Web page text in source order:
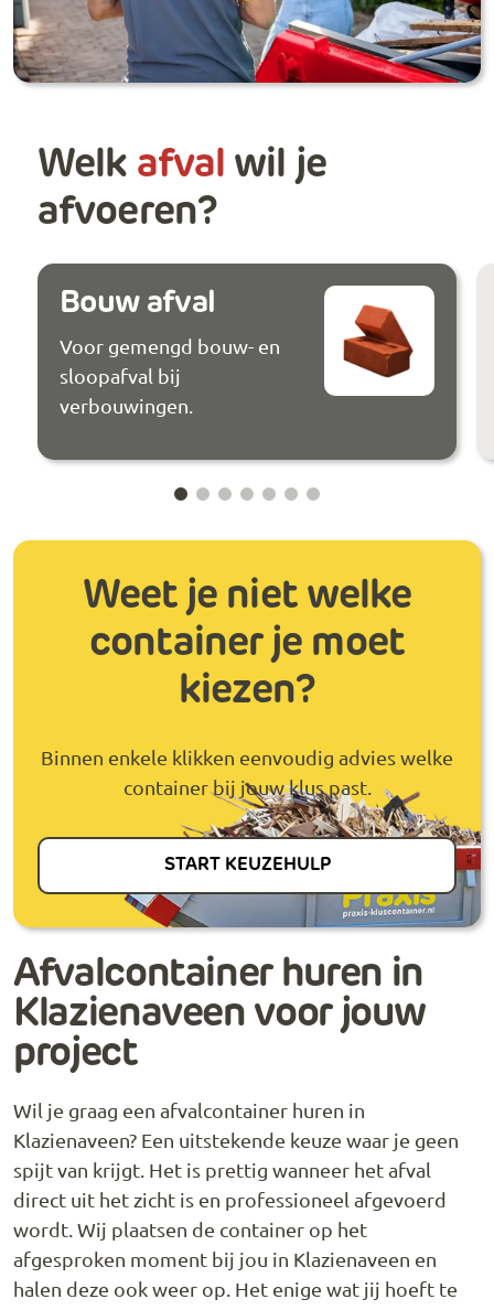
Welk afval wil je
afvoeren?
Bouw afval
Voor gemengd bouw- en
sloopafval bij
verbouwingen.
Weet je niet welke
container je moet
kiezen?
Binnen enkele klikken eenvoudig advies welke
container bij jouw klus past.
START KEUZEHULP
Afvalcontainer huren in
Klazienaveen voor jouw
project
Wil je graag een afvalcontainer huren in
Klazienaveen? Een uitstekende keuze waar je geen
spijt van krijgt. Het is prettig wanneer het afval
direct uit het zicht is en professioneel afgevoerd
wordt. Wij plaatsen de container op het
afgesproken moment bij jou in Klazienaveen en
halen deze ook weer op. Het enige wat jij hoeft te